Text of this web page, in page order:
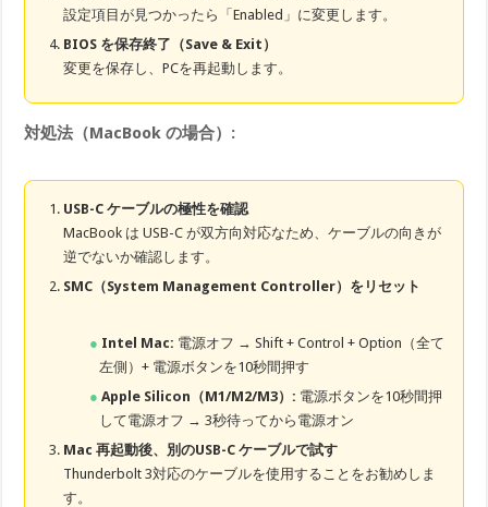
設定項目が見つかったら「Enabled」に変更します。
BIOS を保存終了（Save & Exit）
変更を保存し、PCを再起動します。
対処法（MacBook の場合）:
USB-C ケーブルの極性を確認
MacBook は USB-C が双方向対応なため、ケーブルの向きが
逆でないか確認します。
SMC（System Management Controller）をリセット
Intel Mac: 電源オフ → Shift + Control + Option（全て
左側）+ 電源ボタンを10秒間押す
Apple Silicon（M1/M2/M3）: 電源ボタンを10秒間押
して電源オフ → 3秒待ってから電源オン
Mac 再起動後、別のUSB-C ケーブルで試す
Thunderbolt 3対応のケーブルを使用することをお勧めしま
す。